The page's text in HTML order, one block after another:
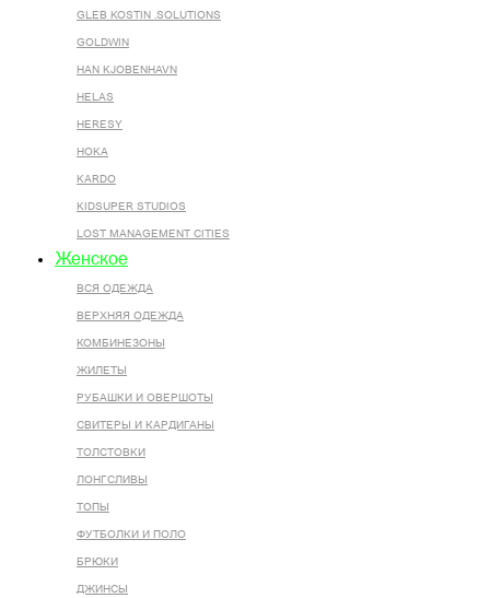
GLEB KOSTIN .SOLUTIONS
GOLDWIN
HAN KJOBENHAVN
HELAS
HERESY
HOKA
KARDO
KIDSUPER STUDIOS
LOST MANAGEMENT CITIES
Женское
ВСЯ ОДЕЖДА
ВЕРХНЯЯ ОДЕЖДА
КОМБИНЕЗОНЫ
ЖИЛЕТЫ
РУБАШКИ И ОВЕРШОТЫ
СВИТЕРЫ И КАРДИГАНЫ
ТОЛСТОВКИ
ЛОНГСЛИВЫ
ТОПЫ
ФУТБОЛКИ И ПОЛО
БРЮКИ
ДЖИНСЫ